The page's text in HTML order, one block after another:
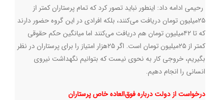
رحیمی ادامه داد: اینطور نباید تصور کرد که تمام پرستاران کمتر از
۲۵میلیون تومان دریافت می‌کنند، بلکه افرادی در این گروه حضور دارند
که تا ۴۲میلیون تومان هم دریافت می‌کنند اما میانگین حکم حقوقی
کمتر از ۲۵میلیون تومان است. اگر ۲۵هزار امتیاز را برای پرستاران در نظر
بگیریم، خروجی کار به نحوی نیست که بتوانیم نگهداشت نیروی
انسانی را انجام دهیم.
درخواست از دولت درباره فوق‌العاده خاص پرستاران